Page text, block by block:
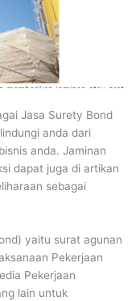
Jasa Surety Bond
anda dari
anda. Jaminan
dapat juga di artikan
sebagai
yaitu surat agunan
Pekerjaan
Pekerjaan
lain untuk